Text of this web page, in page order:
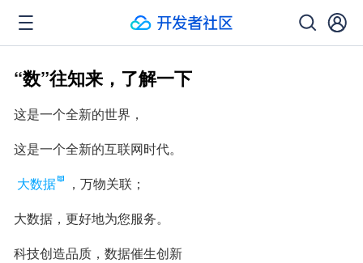
“数”往知来，了解一下
这是一个全新的世界，
这是一个全新的互联网时代。
大数据
，万物关联；
大数据，更好地为您服务。
科技创造品质，数据催生创新